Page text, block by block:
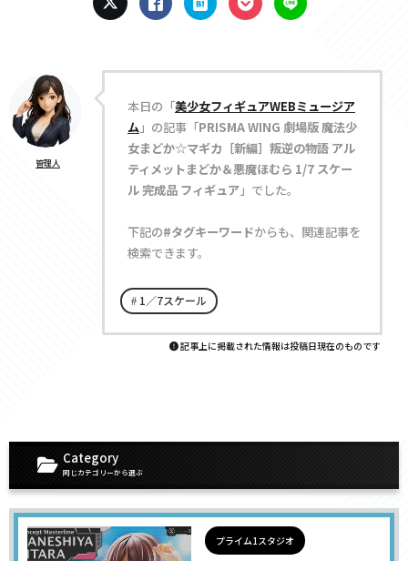
管理人
本日の「美少女フィギュアWEBミュージア
ム」の記事「PRISMA WING 劇場版 魔法少
女まどか☆マギカ［新編］叛逆の物語 アル
ティメットまどか＆悪魔ほむら 1/7 スケー
ル 完成品 フィギュア 」でした。
下記の#タグキーワードからも、関連記事を
検索できます。
1／7スケール
記事上に掲載された情報は投稿日現在のものです
Category
同じカテゴリーから選ぶ
プライム1スタジオ